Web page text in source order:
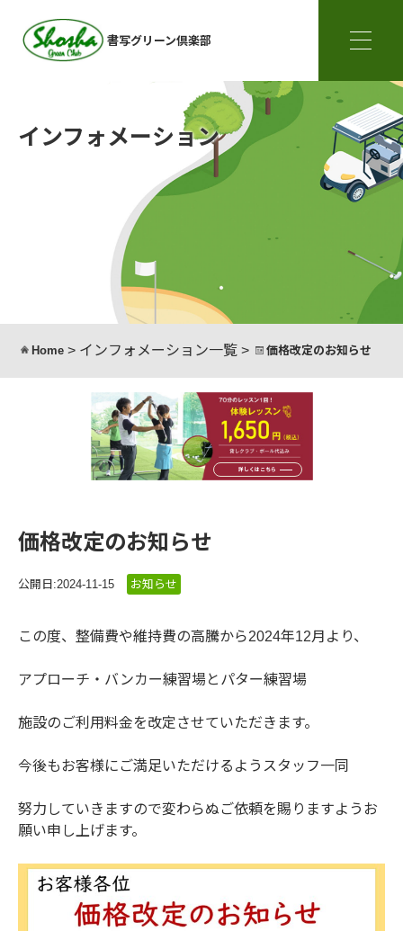
書写グリーン倶楽部
インフォメーション
Home > インフォメーション一覧 > 価格改定のお知らせ
詳しくはこちら
価格改定のお知らせ
公開日:2024-11-15 お知らせ
この度、整備費や維持費の高騰から2024年12月より、
アプローチ・バンカー練習場とパター練習場
施設のご利用料金を改定させていただきます。
今後もお客様にご満足いただけるようスタッフ一同
努力していきますので変わらぬご依頼を賜りますようお
願い申し上げます。